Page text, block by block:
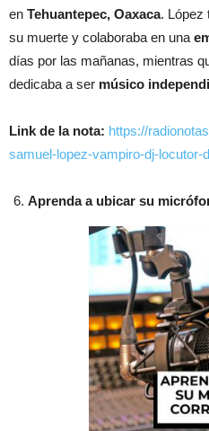
en Tehuantepec, Oaxaca. López
su muerte y colaboraba en una
días por las mañanas, mientras
dedicaba a ser músico
Link de la nota: https://
samuel-lopez-vampiro-dj-locutor-
Aprenda a ubicar su